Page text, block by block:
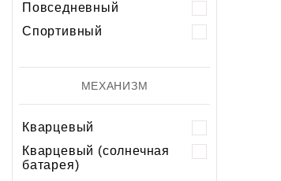
Повседневный
Спортивный
МЕХАНИЗМ
Кварцевый
Кварцевый (солнечная
батарея)